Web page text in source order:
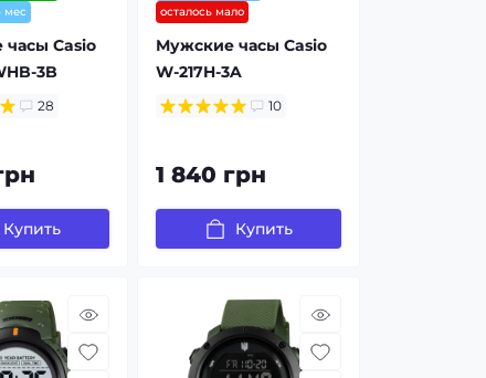
мес
Casio
3B
28
Купить
осталось мало
Мужские часы Casio
W-217H-3A
10
1 840 грн
Купить